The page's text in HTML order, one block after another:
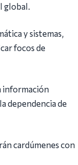
global.
y sistemas,
focos de
información
dependencia de
cardúmenes con